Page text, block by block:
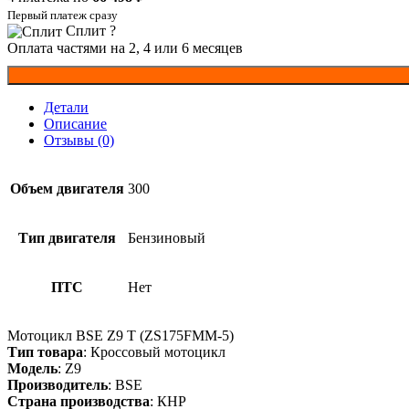
Первый платеж сразу
Сплит ?
Оплата частями на 2, 4 или 6 месяцев
Детали
Описание
Отзывы (0)
Объем двигателя 300
Тип двигателя Бензиновый
ПТС Нет
Мотоцикл BSE Z9 T (ZS175FMM-5)
Тип товара: Кроссовый мотоцикл
Модель: Z9
Производитель: BSE
Страна производства: КНР